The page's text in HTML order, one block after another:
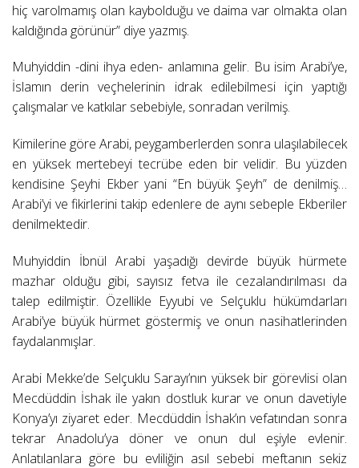
hiç varolmamış olan kaybolduğu ve daima var olmakta olan
kaldığında görünür” diye yazmış.
Muhyiddin -dini ihya eden- anlamına gelir. Bu isim Arabi’ye,
İslamın derin veçhelerinin idrak edilebilmesi için yaptığı
çalışmalar ve katkılar sebebiyle, sonradan verilmiş.
Kimilerine göre Arabi, peygamberlerden sonra ulaşılabilecek
en yüksek mertebeyi tecrübe eden bir velidir. Bu yüzden
kendisine Şeyhi Ekber yani “En büyük Şeyh” de denilmiş…
Arabi’yi ve fikirlerini takip edenlere de aynı sebeple Ekberiler
denilmektedir.
Muhyiddin İbnül Arabi yaşadığı devirde büyük hürmete
mazhar olduğu gibi, sayısız fetva ile cezalandırılması da
talep edilmiştir. Özellikle Eyyubi ve Selçuklu hükümdarları
Arabi’ye büyük hürmet göstermiş ve onun nasihatlerinden
faydalanmışlar.
Arabi Mekke’de Selçuklu Sarayı’nın yüksek bir görevlisi olan
Mecdüddin İshak ile yakın dostluk kurar ve onun davetiyle
Konya’yı ziyaret eder. Mecdüddin İshak’ın vefatından sonra
tekrar Anadolu’ya döner ve onun dul eşiyle evlenir.
Anlatılanlara göre bu evliliğin asıl sebebi meftanın sekiz